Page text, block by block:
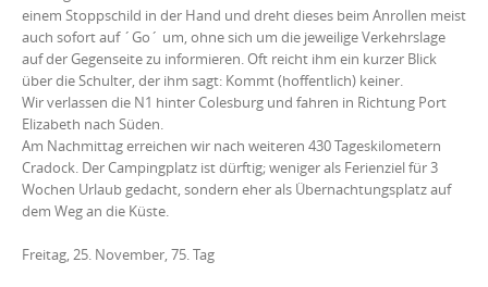
einem Stoppschild in der Hand und dreht dieses beim Anrollen meist
auch sofort auf ´Go´ um, ohne sich um die jeweilige Verkehrslage
auf der Gegenseite zu informieren. Oft reicht ihm ein kurzer Blick
über die Schulter, der ihm sagt: Kommt (hoffentlich) keiner.
Wir verlassen die N1 hinter Colesburg und fahren in Richtung Port
Elizabeth nach Süden.
Am Nachmittag erreichen wir nach weiteren 430 Tageskilometern
Cradock. Der Campingplatz ist dürftig; weniger als Ferienziel für 3
Wochen Urlaub gedacht, sondern eher als Übernachtungsplatz auf
dem Weg an die Küste.
Freitag, 25. November, 75. Tag